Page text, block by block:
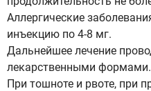
Аллергические
инъекцию по 4-8 мг.
Дальнейшее лечение
лекарственными формами.
При тошноте и рвоте, при